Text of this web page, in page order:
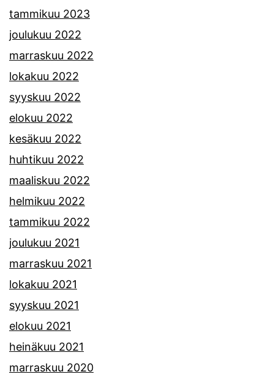
tammikuu 2023
joulukuu 2022
marraskuu 2022
lokakuu 2022
syyskuu 2022
elokuu 2022
kesäkuu 2022
huhtikuu 2022
maaliskuu 2022
helmikuu 2022
tammikuu 2022
joulukuu 2021
marraskuu 2021
lokakuu 2021
syyskuu 2021
elokuu 2021
heinäkuu 2021
marraskuu 2020